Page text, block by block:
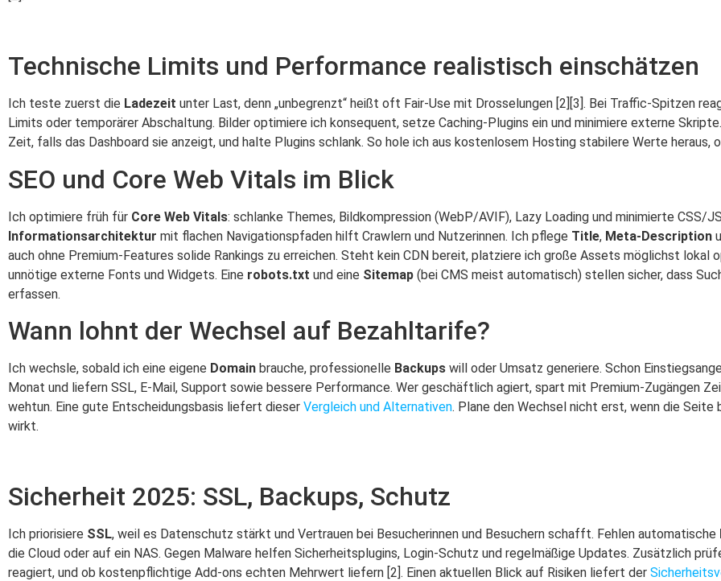
Technische Limits und Performance realistisch einschätzen
Ich teste zuerst die Ladezeit unter Last, denn „unbegrenzt“ heißt oft Fair-Use mit Drosselungen [2][3]. Bei Traffic-Spitzen
Limits oder temporärer Abschaltung. Bilder optimiere ich konsequent, setze Caching-Plugins ein und minimiere externe
Zeit, falls das Dashboard sie anzeigt, und halte Plugins schlank. So hole ich aus kostenlosem Hosting stabilere Werte heraus,
SEO und Core Web Vitals im Blick
Ich optimiere früh für Core Web Vitals: schlanke Themes, Bildkompression (WebP/AVIF), Lazy Loading und minimierte CSS/
Informationsarchitektur mit flachen Navigationspfaden hilft Crawlern und Nutzerinnen. Ich pflege Title, Meta-Description
auch ohne Premium-Features solide Rankings zu erreichen. Steht kein CDN bereit, platziere ich große Assets möglichst lokal
unnötige externe Fonts und Widgets. Eine robots.txt und eine Sitemap (bei CMS meist automatisch) stellen sicher, dass
erfassen.
Wann lohnt der Wechsel auf Bezahltarife?
Ich wechsle, sobald ich eine eigene Domain brauche, professionelle Backups will oder Umsatz generiere. Schon
Monat und liefern SSL, E-Mail, Support sowie bessere Performance. Wer geschäftlich agiert, spart mit Premium-Zugängen
wehtun. Eine gute Entscheidungsbasis liefert dieser Vergleich und Alternativen. Plane den Wechsel nicht erst, wenn die Seite
wirkt.
Sicherheit 2025: SSL, Backups, Schutz
Ich priorisiere SSL, weil es Datenschutz stärkt und Vertrauen bei Besucherinnen und Besuchern schafft. Fehlen automatische
die Cloud oder auf ein NAS. Gegen Malware helfen Sicherheitsplugins, Login-Schutz und regelmäßige Updates. Zusätzlich
reagiert, und ob kostenpflichtige Add-ons echten Mehrwert liefern [2]. Einen aktuellen Blick auf Risiken liefert der